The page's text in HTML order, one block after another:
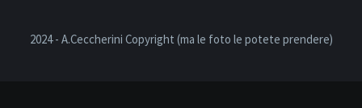
2024 - A.Ceccherini Copyright (ma le foto le potete prendere)